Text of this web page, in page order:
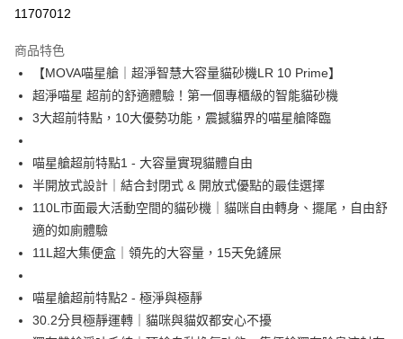
上海商業儲蓄銀行
臺灣中小企業銀行
匯豐（台灣）商業銀行
華泰商業銀行
聯邦商業銀行
遠東國際商業銀行
元大商業銀行
永豐商業銀行
台灣樂天信用卡公司
合作金庫商業銀行
上海商業儲蓄銀行
國泰世華商業銀行
兆豐國際商業銀行
匯豐（台灣）商業銀行
華泰商業銀行
聯邦商業銀行
遠東國際商業銀行
玉山商業銀行
星展（台灣）商業銀行
台新國際商業銀行
中國信託商業銀行
即享券
LINE Pay
Apple Pay
街口支付
Google Pay
ATM付款
運送方式
宅配
每筆NT$100，滿NT$999(含以上)免運費
11707012
商品特色
【MOVA喵星艙｜超淨智慧大容量貓砂機LR 10 Prime】
超淨喵星 超前的舒適體驗！第一個專櫃級的智能貓砂機
3大超前特點，10大優勢功能，震撼貓界的喵星艙降臨
喵星艙超前特點1 - 大容量實現貓體自由
半開放式設計｜結合封閉式 & 開放式優點的最佳選擇
110L市面最大活動空間的貓砂機｜貓咪自由轉身、擺尾，自由舒
適的如廁體驗
11L超大集便盒｜領先的大容量，15天免鏟屎
喵星艙超前特點2 - 極淨與極靜
30.2分貝極靜運轉｜貓咪與貓奴都安心不擾